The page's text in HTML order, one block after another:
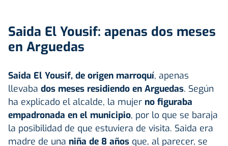
Saida El Yousif: apenas dos meses
en Arguedas
Saida El Yousif, de origen marroquí, apenas
llevaba dos meses residiendo en Arguedas. Según
ha explicado el alcalde, la mujer no figuraba
empadronada en el municipio, por lo que se baraja
la posibilidad de que estuviera de visita. Saida era
madre de una niña de 8 años que, al parecer, se